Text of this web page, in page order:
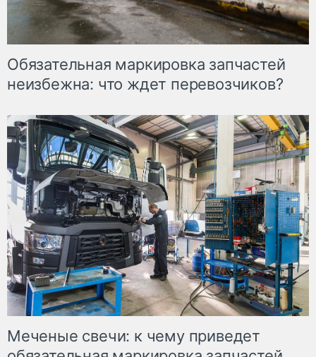
Обязательная маркировка запчастей
неизбежна: что ждет перевозчиков?
Меченые свечи: к чему приведет